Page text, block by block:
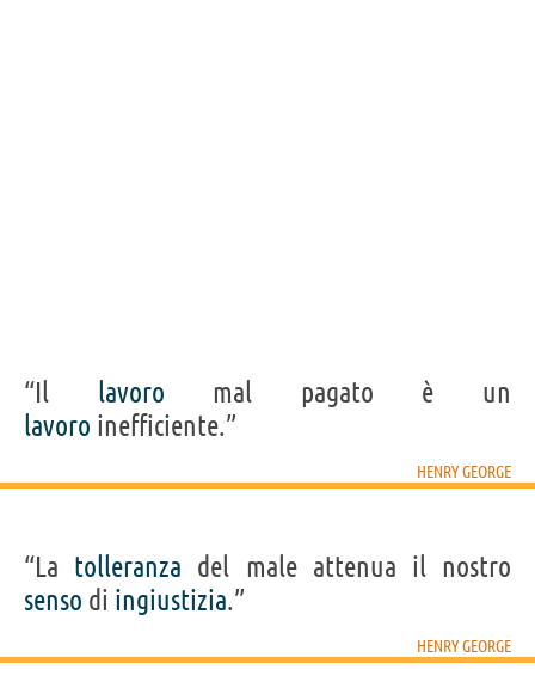
“Il lavoro mal pagato è un
lavoro inefficiente.”
HENRY GEORGE
“La tolleranza del male attenua il nostro
senso di ingiustizia.”
HENRY GEORGE